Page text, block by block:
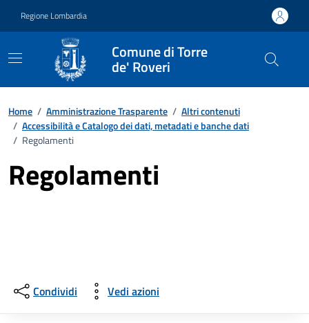
Regione Lombardia
Comune di Torre
de' Roveri
Home / Amministrazione Trasparente / Altri contenuti
/ Accessibilità e Catalogo dei dati, metadati e banche dati
/ Regolamenti
Regolamenti
Condividi Vedi azioni